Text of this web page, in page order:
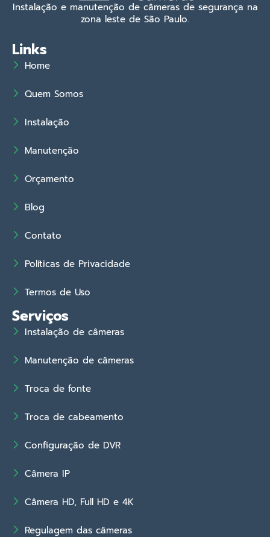
Instalação e manutenção de câmeras de segurança na
zona leste de São Paulo.
Links
Home
Quem Somos
Instalação
Manutenção
Orçamento
Blog
Contato
Políticas de Privacidade
Termos de Uso
Serviços
Instalação de câmeras
Manutenção de câmeras
Troca de fonte
Troca de cabeamento
Configuração de DVR
Câmera IP
Câmera HD, Full HD e 4K
Regulagem das câmeras